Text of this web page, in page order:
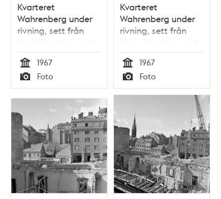
Kvarteret
Wahrenberg under
rivning, sett från
Herkulesgatan mot
Vattugatan. Klara
kyrkas torn i fonden
Tid
1967
Typ
Foto
Kvarteret
Wahrenberg under
rivning, sett från
Herkulesgatan mot
Vattugatan. Klara
kyrkas torn i fonden
Tid
1967
Typ
Foto